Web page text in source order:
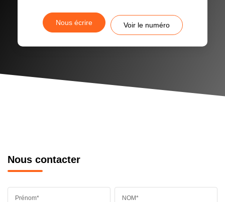
Nous écrire Voir le numéro
Nous contacter
Prénom* NOM*